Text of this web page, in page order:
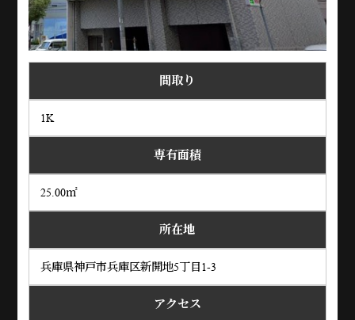
間取り
1K
専有面積
25.00㎡
所在地
兵庫県神戸市兵庫区新開地5丁目1-3
アクセス